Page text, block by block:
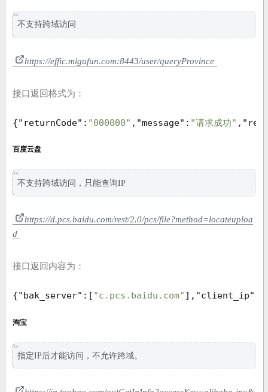
不支持跨域访问
https://effic.migufun.com:8443/user/queryProvince
接口返回格式为：
{"returnCode" : "000000" , "message" : "请求成功" ,
百度云盘
不支持跨域访问，只能查询IP
https://d.pcs.baidu.com/rest/2.0/pcs/file?method=locateuploa
d
接口返回内容为：
{"bak_server" :[ "c.pcs.baidu.com" ], "client_ip"
淘宝
指定IP后才能访问，不允许跨域。